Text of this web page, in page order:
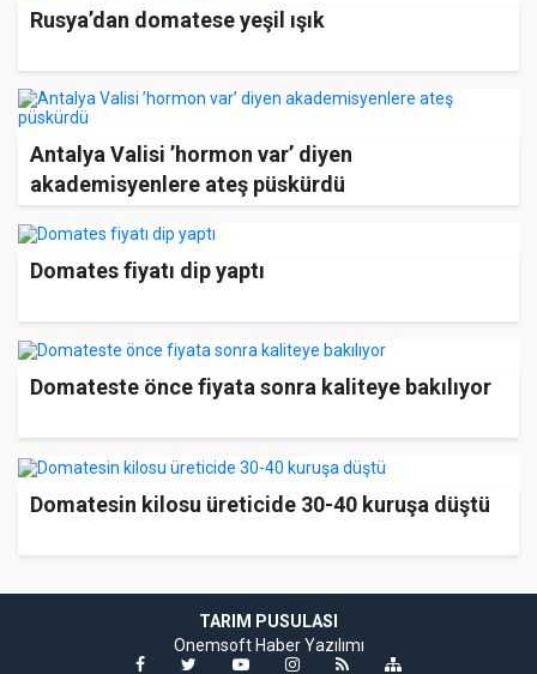
Rusya’dan domatese yeşil ışık
Antalya Valisi ’hormon var’ diyen
akademisyenlere ateş püskürdü
Domates fiyatı dip yaptı
Domateste önce fiyata sonra kaliteye bakılıyor
Domatesin kilosu üreticide 30-40 kuruşa düştü
TARIM PUSULASI
Onemsoft Haber Yazılımı